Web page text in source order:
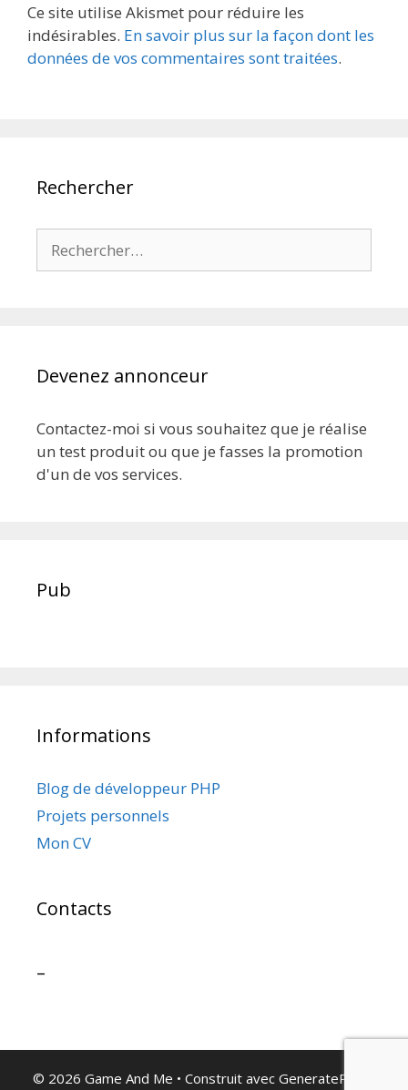
Ce site utilise Akismet pour réduire les
indésirables. En savoir plus sur la façon dont les
données de vos commentaires sont traitées.
Rechercher
Devenez annonceur
Contactez-moi si vous souhaitez que je réalise
un test produit ou que je fasses la promotion
d'un de vos services.
Pub
Informations
Blog de développeur PHP
Projets personnels
Mon CV
Contacts
–
© 2026 Game And Me • Construit avec GeneratePress